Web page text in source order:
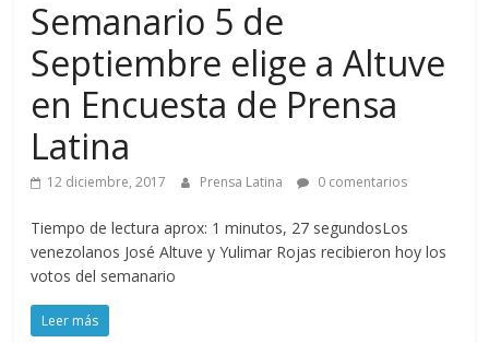
Semanario 5 de
Septiembre elige a Altuve
en Encuesta de Prensa
Latina
12 diciembre, 2017 Prensa Latina 0 comentarios
Tiempo de lectura aprox: 1 minutos, 27 segundosLos
venezolanos José Altuve y Yulimar Rojas recibieron hoy los
votos del semanario
Leer más